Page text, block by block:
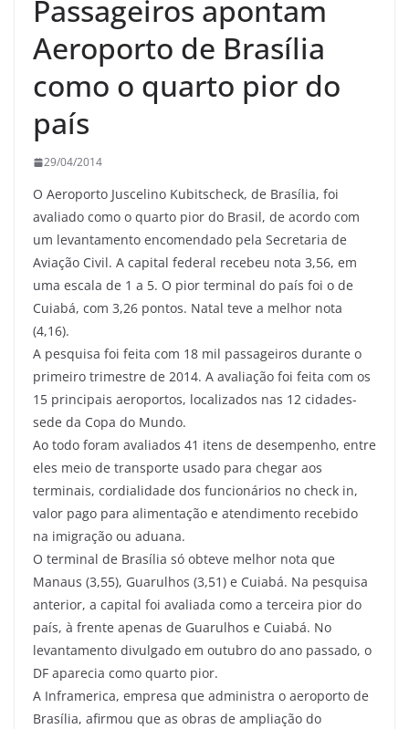
Passageiros apontam
Aeroporto de Brasília
como o quarto pior do
país
29/04/2014
O Aeroporto Juscelino Kubitscheck, de Brasília, foi
avaliado como o quarto pior do Brasil, de acordo com
um levantamento encomendado pela Secretaria de
Aviação Civil. A capital federal recebeu nota 3,56, em
uma escala de 1 a 5. O pior terminal do país foi o de
Cuiabá, com 3,26 pontos. Natal teve a melhor nota
(4,16).
A pesquisa foi feita com 18 mil passageiros durante o
primeiro trimestre de 2014. A avaliação foi feita com os
15 principais aeroportos, localizados nas 12 cidades-
sede da Copa do Mundo.
Ao todo foram avaliados 41 itens de desempenho, entre
eles meio de transporte usado para chegar aos
terminais, cordialidade dos funcionários no check in,
valor pago para alimentação e atendimento recebido
na imigração ou aduana.
O terminal de Brasília só obteve melhor nota que
Manaus (3,55), Guarulhos (3,51) e Cuiabá. Na pesquisa
anterior, a capital foi avaliada como a terceira pior do
país, à frente apenas de Guarulhos e Cuiabá. No
levantamento divulgado em outubro do ano passado, o
DF aparecia como quarto pior.
A Inframerica, empresa que administra o aeroporto de
Brasília, afirmou que as obras de ampliação do